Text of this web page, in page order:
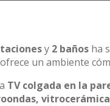
y 2 baños ha
un ambiente
TV colgada en la
vitrocerámica